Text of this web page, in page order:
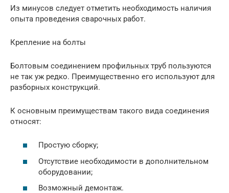
Из минусов следует отметить необходимость наличия
опыта проведения сварочных работ.
Крепление на болты
Болтовым соединением профильных труб пользуются
не так уж редко. Преимущественно его используют для
разборных конструкций.
К основным преимуществам такого вида соединения
относят:
Простую сборку;
Отсутствие необходимости в дополнительном
оборудовании;
Возможный демонтаж.